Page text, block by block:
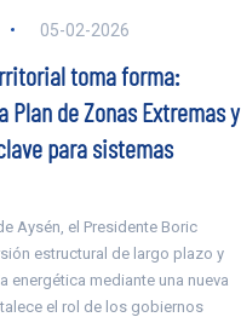
05-02-2026
toma forma:
Plan de Zonas Extremas y
para sistemas
Aysén, el Presidente Boric
estructural de largo plazo y
energética mediante una nueva
el rol de los gobiernos